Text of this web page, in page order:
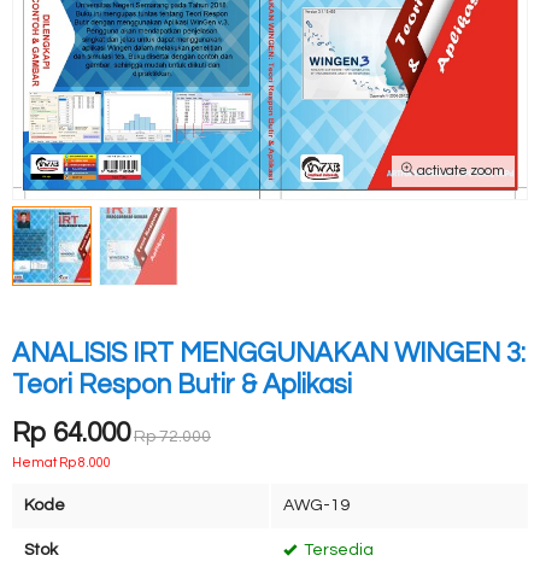
activate zoom
ANALISIS IRT MENGGUNAKAN WINGEN 3:
Teori Respon Butir & Aplikasi
Rp 64.000 Rp 72.000
Hemat Rp 8.000
Kode AWG-19
Stok Tersedia